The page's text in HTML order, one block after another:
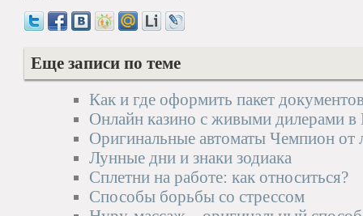
Еще записи по теме
Как и где оформить пакет
Онлайн казино с живыми дилерами в
Оригинальные автоматы Чемпион от
Лунные дни и знаки зодиака
Сплетни на работе: как относиться?
Способы борьбы со стрессом